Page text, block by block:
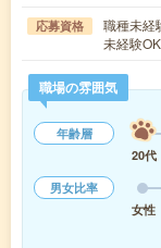
応募資格
職種未経
未経験
職場の雰囲気
年齢層
20代
男女比率
女性